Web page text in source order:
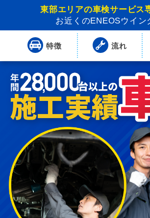
東部エリアの車検サービス
お近くのENEOSウイン
特徴 流れ